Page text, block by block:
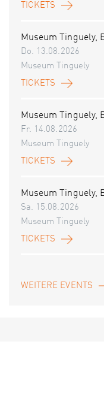
TICKETS
Museum Tinguely,
Do. 13.08.2026
Museum Tinguely
TICKETS
Museum Tinguely,
Fr. 14.08.2026
Museum Tinguely
TICKETS
Museum Tinguely,
Sa. 15.08.2026
Museum Tinguely
TICKETS
WEITERE EVENTS